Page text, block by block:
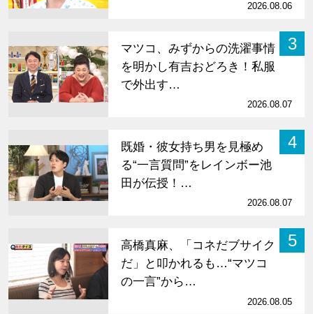
2026.08.06
3
マツコ、みずからの洗濯事情
を明かし有吉おどろき！私服
で外出す…
2026.08.07
4
既婚・彼女持ち男を見極め
る“一言質問”をレインボー池
田が伝授！…
2026.08.07
5
高橋真麻、「コネだブサイク
だ」と叩かれるも…“マツコ
の一言”から…
2026.08.05